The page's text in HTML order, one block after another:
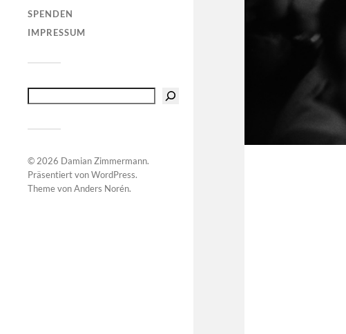
SPENDEN
IMPRESSUM
© 2026 Damian Zimmermann.
Präsentiert vonWordPress.
Theme vonAnders Norén.